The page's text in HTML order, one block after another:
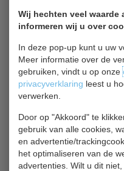
Wij hechten veel waarde
informeren wij u over
In deze pop-up kunt u uw
Meer informatie over de
gebruiken, vindt u op onze
privacyverklaring leest u
verwerken.
Door op "Akkoord" te
gebruik van alle cookies,
en advertentie/
het optimaliseren van de
advertenties. Wilt u dit
sterk en robuust RVS dat
Dankzij het
comfortabel in de hand.
Is dit
€